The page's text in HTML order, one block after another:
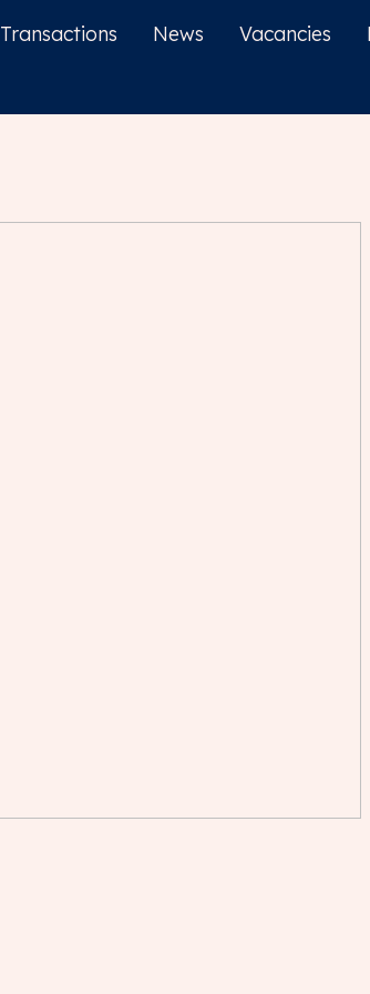
Transactions News Vacancies